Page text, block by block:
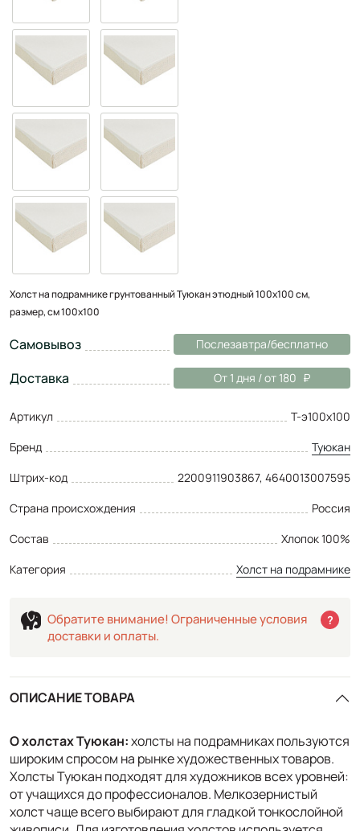
Холст на подрамнике грунтованный Туюкан этюдный 100x100 см,
размер, см 100x100
Самовывоз Послезавтра/бесплатно
Доставка От 1 дня / от 180
Артикул
Т-э100х100
Бренд
Туюкан
Штрих-код
2200911903867, 4640013007595
Страна происхождения
Россия
Состав
Хлопок 100%
Категория
Холст на подрамнике
Обратите внимание! Ограниченные условия
доставки и оплаты.
?
ОПИСАНИЕ ТОВАРА
О холстах Туюкан:холсты на подрамниках пользуются
широким спросом на рынке художественных товаров.
Холсты Туюкан подходят для художников всех уровней:
от учащихся до профессионалов. Мелкозернистый
холст чаще всего выбирают для гладкой тонкослойной